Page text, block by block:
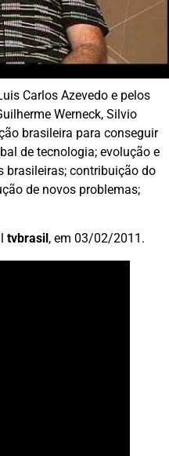
Carlos Azevedo e pelos
Werneck, Silvio
brasileira para conseguir
de tecnologia; evolução e
brasileiras; contribuição do
de novos problemas;
tvbrasil , em 03/02/2011.